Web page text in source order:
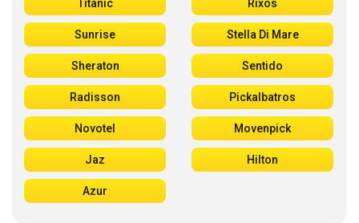
Titanic Rixos
Sunrise Stella Di Mare
Sheraton Sentido
Radisson Pickalbatros
Novotel Movenpick
Jaz Hilton
Azur